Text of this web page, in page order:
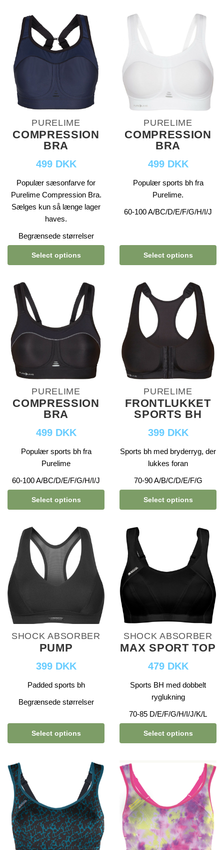
PURELIME
COMPRESSION
BRA
499 DKK
Populær sæsonfarve for
Purelime Compression Bra.
Sælges kun så længe lager
haves.
Begrænsede størrelser
Select options
PURELIME
COMPRESSION
BRA
499 DKK
Populær sports bh fra
Purelime.
60-100 A/BC/D/E/F/G/H/I/J
Select options
PURELIME
COMPRESSION
BRA
499 DKK
Populær sports bh fra
Purelime
60-100 A/BC/D/E/F/G/H/I/J
Select options
PURELIME
FRONTLUKKET
SPORTS BH
399 DKK
Sports bh med bryderryg, der
lukkes foran
70-90 A/B/C/D/E/F/G
Select options
SHOCK ABSORBER
PUMP
399 DKK
Padded sports bh
Begrænsede størrelser
Select options
SHOCK ABSORBER
MAX SPORT TOP
479 DKK
Sports BH med dobbelt
ryglukning
70-85 D/E/F/G/H/I/J/K/L
Select options